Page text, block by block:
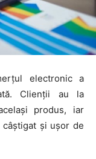
electronic a
Clienții au la
produs, iar
și ușor de